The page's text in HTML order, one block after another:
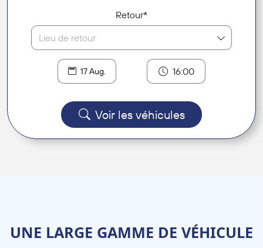
Retour*
Lieu de retour
17 Aug. 16:00
Voir les véhicules
UNE LARGE GAMME DE VÉHICULE